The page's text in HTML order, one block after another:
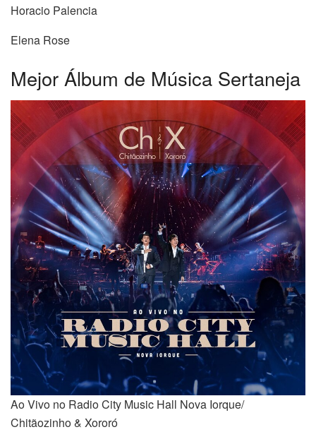
Horacio Palencia
Elena Rose
Mejor Álbum de Música Sertaneja
Ao Vivo no Radio City Music Hall Nova Iorque/
Chitãozinho & Xororó